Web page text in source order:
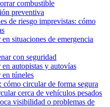
combustible
preventiva
de riesgo imprevistas: cómo
situaciones de emergencia
con seguridad
autopistas y autovías
túneles
cómo circular de forma segura
cerca de vehículos pesados
visibilidad o problemas de